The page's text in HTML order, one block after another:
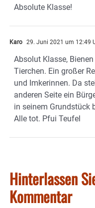
Absolute Klasse!
Karo 29. Juni 2021 um 12:49
Absolut Klasse,
Tierchen. Ein großer
und Imkerinnen. Da
anderen Seite ein
in seinem Grundstück
Alle tot. Pfui Teufel
Hinterlassen
Kommentar